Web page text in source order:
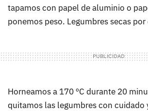
tapamos con papel de aluminio o
ponemos peso. Legumbres secas
Horneamos a 170 ºC durante 20
quitamos las legumbres con cuidado